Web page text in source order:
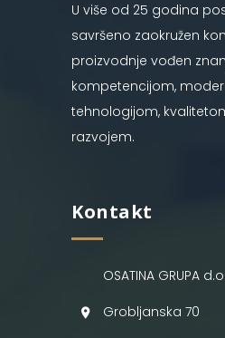
U više od 25 godina
savršeno zaokružen
proizvodnje vođen
kompetencijom,
tehnologijom,
razvojem.
Kontakt
OSATINA GRUPA
Grobljanska 70